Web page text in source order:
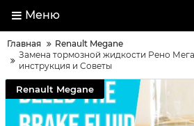
Меню
Главная
Renault Megane
Замена тормозной жидкости Рено
инструкция и Советы
Renault Megane